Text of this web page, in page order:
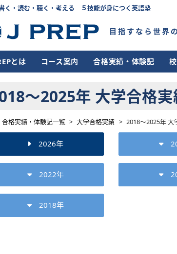
く・読む・聴く・考える ５技能が身につく英語塾
目指すなら世界
とは コース案内 合格実績・体験記
〜2025年 大学合格実
合格実績・体験記一覧 > 大学合格実績 > 2018〜2025年 大
2026年
2022年
2018年